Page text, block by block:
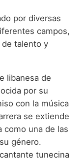
por diversas
campos,
de talento y
libanesa de
por su
con la música
se extiende
como una de las
género.
tunecina